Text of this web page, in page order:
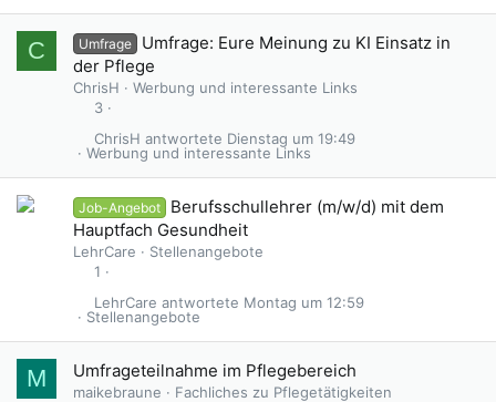
C Umfrage
Umfrage: Eure Meinung zu KI Einsatz in
der Pflege
ChrisH
Werbung und interessante Links
3
Werbung und interessante Links
Dienstag um 19:49
ChrisH
Job-Angebot
Berufsschullehrer (m/w/d) mit dem
Hauptfach Gesundheit
LehrCare
Stellenangebote
1
Stellenangebote
Montag um 12:59
LehrCare
M Umfrageteilnahme im Pflegebereich
maikebraune
Fachliches zu Pflegetätigkeiten